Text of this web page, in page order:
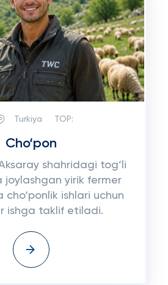
Turkiya TOP:
Cho‘pon
shahridagi tog‘li
joylashgan yirik fermer
cho‘ponlik ishlari uchun
ishga taklif etiladi.